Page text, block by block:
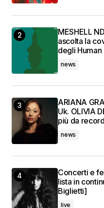
MESHELL
ascolta la
degli
news
ARIANA
Uk. OLIVIA
più da
news
Concerti e
lista in
Biglietti]
live